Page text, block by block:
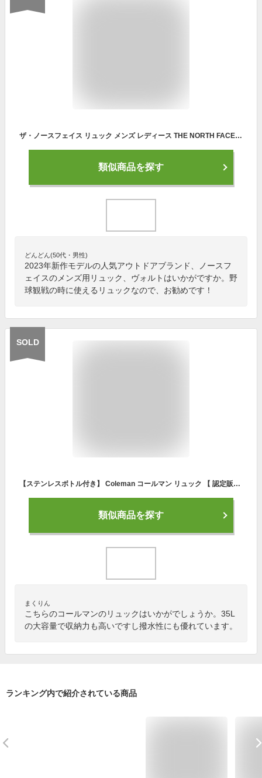
ザ・ノースフェイス リュック メンズ レディース THE NORTH FACE VAULT ヴォルト 27L バックパック デイパック バッグ ロゴ中央デザイン (NF0A3VY2) 2023入荷今季モデル
類似商品を探す
どんどん(50代・男性)
2023年新作モデルの人気アウトドアブランド、ノースフ
ェイスのメンズ用リュック、ヴォルトはいかがですか。野
球観戦の時に使えるリュックなので、お勧めです！
SOLD
【ステンレスボトル付き】 Coleman コールマン リュック 【 認定販売店 】 35L 大容量 正規品 SHIELD35 シールド35 通学リュック リュックサック バックパック メンズ レディース 男女兼用 通学 通勤 学生 男子 B4 A4 はっ水 ボックス スクエア バッグ 中学生 高校生 大人
類似商品を探す
まくりん
こちらのコールマンのリュックはいかがでしょうか。35L
の大容量で収納力も高いですし撥水性にも優れています。
ランキング内で紹介されている商品